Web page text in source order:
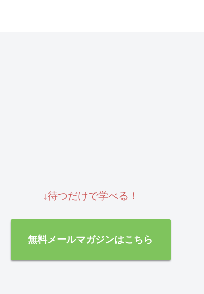
↓待つだけで学べる！
無料メールマガジンはこちら